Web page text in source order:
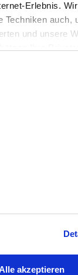
Erlebnis.
Techniken auch,
und unsere
akzeptieren
Internat?